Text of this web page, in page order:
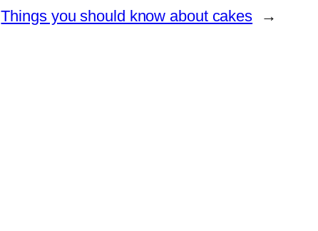
Things you should know about cakes →